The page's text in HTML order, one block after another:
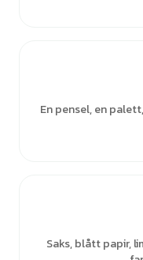
En pensel, en
Saks, blått papir,